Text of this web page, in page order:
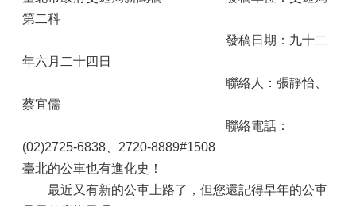
第二科
發稿日期：九十二
年六月二十四日
聯絡人：張靜怡、
蔡宜儒
聯絡電話：
(02)2725-6838、2720-8889#1508
臺北的公車也有進化史！
最近又有新的公車上路了，但您還記得早年的公車